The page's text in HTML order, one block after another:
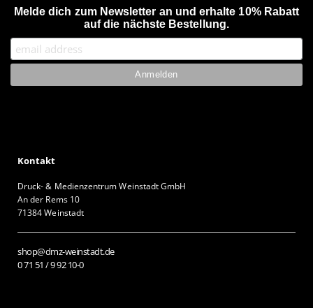
Melde dich zum Newsletter an und erhalte 10% Rabatt
auf die nächste Bestellung.
Kontakt
Druck- & Medienzentrum Weinstadt GmbH
An der Rems 10
71384 Weinstadt
shop@dmz-weinstadt.de
0 71 51 / 9 92 10-0